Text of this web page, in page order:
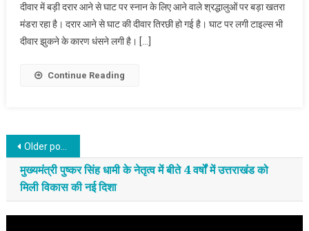
दीवार में बड़ी दरार आने से घाट पर स्नान के लिए आने वाले श्रद्धालुओं पर बड़ा खतरा
मंडरा रहा है। दरार आने से घाट की दीवार तिरछी हो गई है। घाट पर लगी टाइल्स भी
दीवार झुकने के कारण धंसने लगी है। […]
Continue Reading
Posts navigation
Older posts
मुख्यमंत्री पुष्कर सिंह धामी के नेतृत्व में बीते 4 वर्षों में उत्तराखंड को
मिली विकास की नई दिशा